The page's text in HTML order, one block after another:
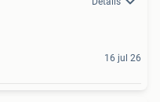
16 jul 26